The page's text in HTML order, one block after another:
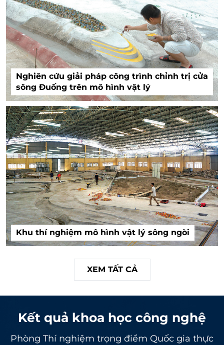
Nghiên cứu giải pháp công trình chỉnh trị cửa
sông Đuống trên mô hình vật lý
Khu thí nghiệm mô hình vật lý sông ngòi
XEM TẤT CẢ
Kết quả khoa học công nghệ
Phòng Thí nghiệm trọng điểm Quốc gia thực